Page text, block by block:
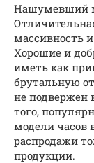
Нашумевший
массивность
Хорошие и
иметь как
брутальную
не подвержен
того,
модели часов
распродажи
продукции.